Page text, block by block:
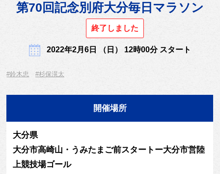
第70回記念別府大分毎日マラソン
終了しました
2022年2月6日 （日） 12時00分 スタート
#鈴木忠 #杉保滉太
開催場所
大分県
大分市高崎山・うみたまご前スタートー大分市営陸
上競技場ゴール